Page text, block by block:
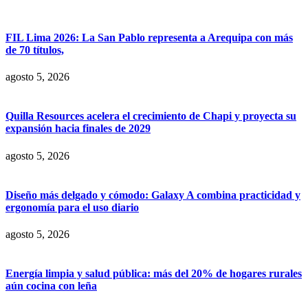
FIL Lima 2026: La San Pablo representa a Arequipa con más
de 70 títulos,
agosto 5, 2026
Quilla Resources acelera el crecimiento de Chapi y proyecta su
expansión hacia finales de 2029
agosto 5, 2026
Diseño más delgado y cómodo: Galaxy A combina practicidad y
ergonomía para el uso diario
agosto 5, 2026
Energía limpia y salud pública: más del 20% de hogares rurales
aún cocina con leña